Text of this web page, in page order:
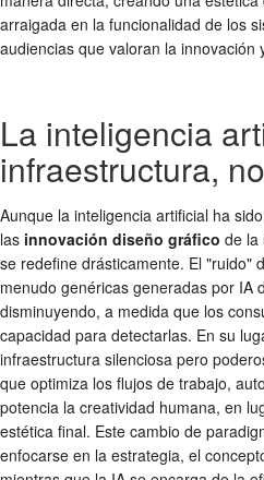
arraigada en la funcionalidad de los
audiencias que valoran la innovación
La inteligencia
infraestructura,
Aunque la inteligencia artificial ha
las innovación diseño gráfico de la
se redefine drásticamente. El "ruido"
menudo genéricas generadas por IA
disminuyendo, a medida que los
capacidad para detectarlas. En su
infraestructura silenciosa pero
que optimiza los flujos de trabajo,
potencia la creatividad humana, en
estética final. Este cambio de
enfocarse en la estrategia, el